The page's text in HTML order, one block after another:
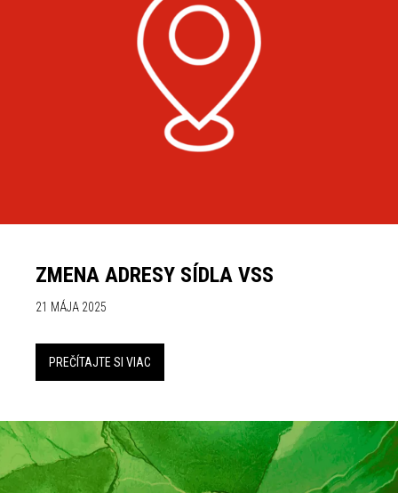
ZMENA ADRESY SÍDLA VSS
21 MÁJA 2025
PREČÍTAJTE SI VIAC